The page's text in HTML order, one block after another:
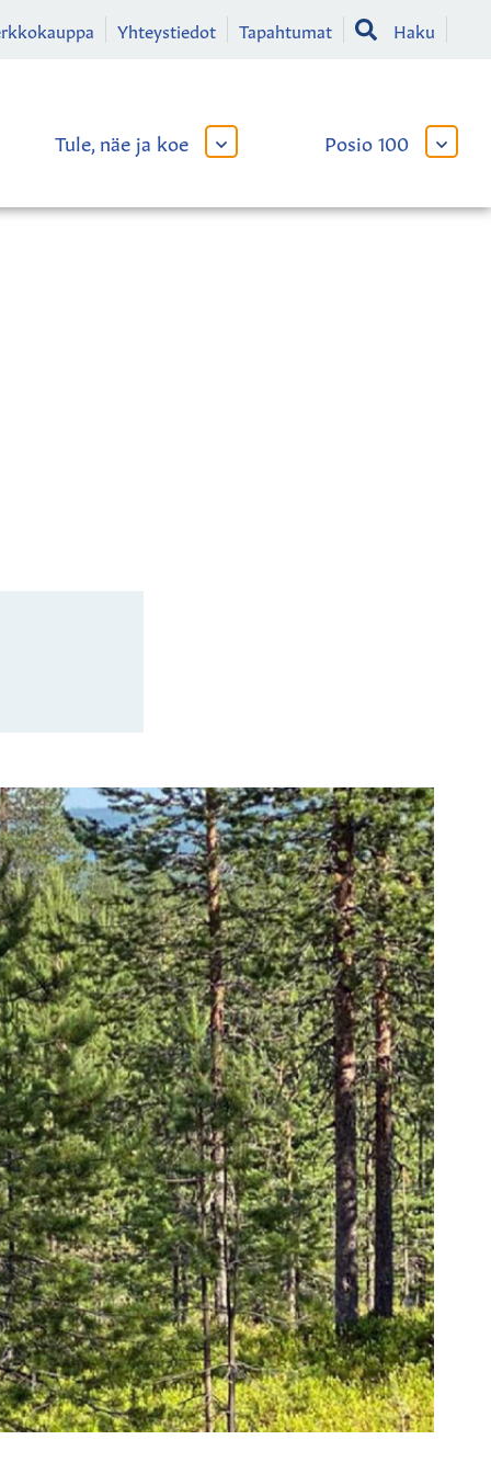
Yhteystiedot Tapahtumat Haku
Tule, näe ja koe
AVAA
ALAVALIKKO
Posio 100
AVAA